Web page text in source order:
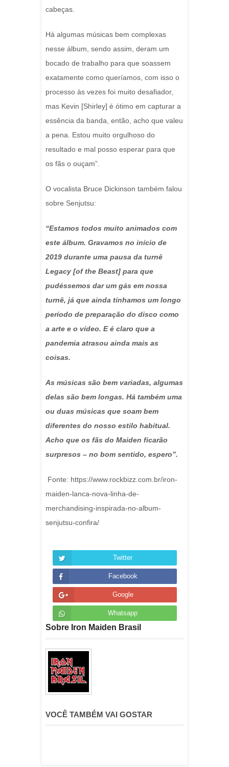
cabeças.
Há algumas músicas bem complexas
nesse álbum, sendo assim, deram um
bocado de trabalho para que soassem
exatamente como queríamos, com isso o
processo às vezes foi muito desafiador,
mas Kevin [Shirley] é ótimo em capturar a
essência da banda, então, acho que valeu
a pena. Estou muito orgulhoso do
resultado e mal posso esperar para que
os fãs o ouçam”.
O vocalista Bruce Dickinson também falou
sobre Senjutsu:
“Estamos todos muito animados com
este álbum. Gravamos no início de
2019 durante uma pausa da turnê
Legacy [of the Beast] para que
pudéssemos dar um gás em nossa
turnê, já que ainda tínhamos um longo
período de preparação do disco como
a arte e o vídeo. E é claro que a
pandemia atrasou ainda mais as
coisas.
As músicas são bem variadas, algumas
delas são bem longas. Há também uma
ou duas músicas que soam bem
diferentes do nosso estilo habitual.
Acho que os fãs do Maiden ficarão
surpresos – no bom sentido, espero”.
Fonte: https://www.rockbizz.com.br/iron-
maiden-lanca-nova-linha-de-
merchandising-inspirada-no-album-
senjutsu-confira/
Twitter
Facebook
Google
Whatsapp
Sobre Iron Maiden Brasil
VOCÊ TAMBÉM VAI GOSTAR